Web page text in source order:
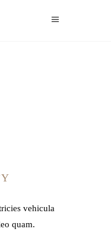
vehicula
quam.